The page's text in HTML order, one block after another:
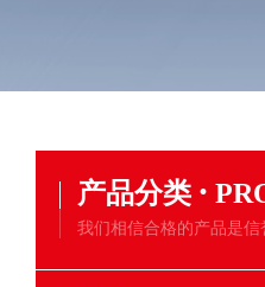
产品分类 ·
我们相信合格的产品是信